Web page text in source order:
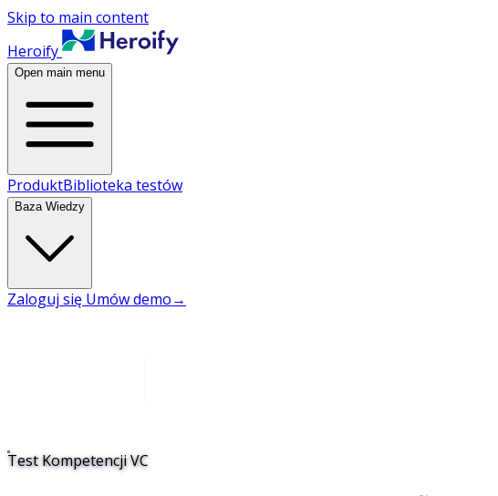
Skip to main content
Heroify
Open main menu
ProduktBiblioteka testów
Baza Wiedzy
Zaloguj się Umów demo→
Test Kompetencji VC